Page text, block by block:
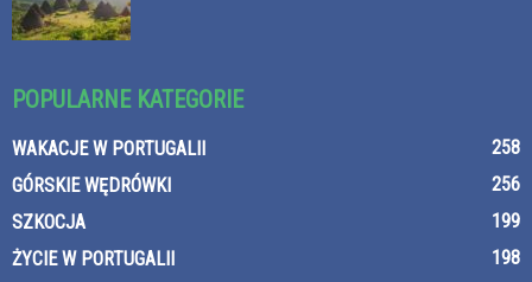
POPULARNE KATEGORIE
WAKACJE W PORTUGALII
258
GÓRSKIE WĘDRÓWKI
256
SZKOCJA
199
ŻYCIE W PORTUGALII
198